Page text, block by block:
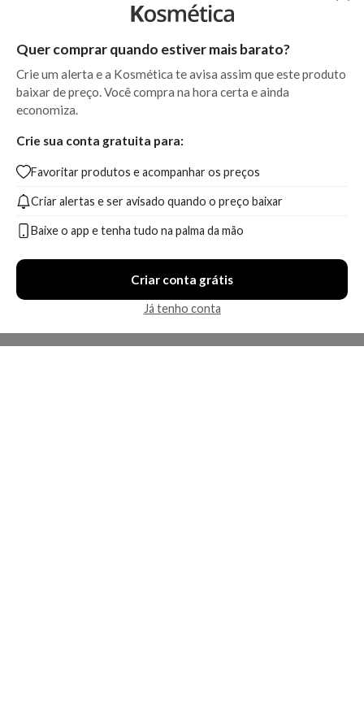
Quer comprar quando estiver mais barato?
Crie um alerta e a Kosmética te avisa assim que este produto
baixar de preço. Você compra na hora certa e ainda
economiza.
Crie sua conta gratuita para:
Favoritar produtos e acompanhar os preços
Criar alertas e ser avisado quando o preço baixar
Baixe o app e tenha tudo na palma da mão
Criar conta grátis
Já tenho conta